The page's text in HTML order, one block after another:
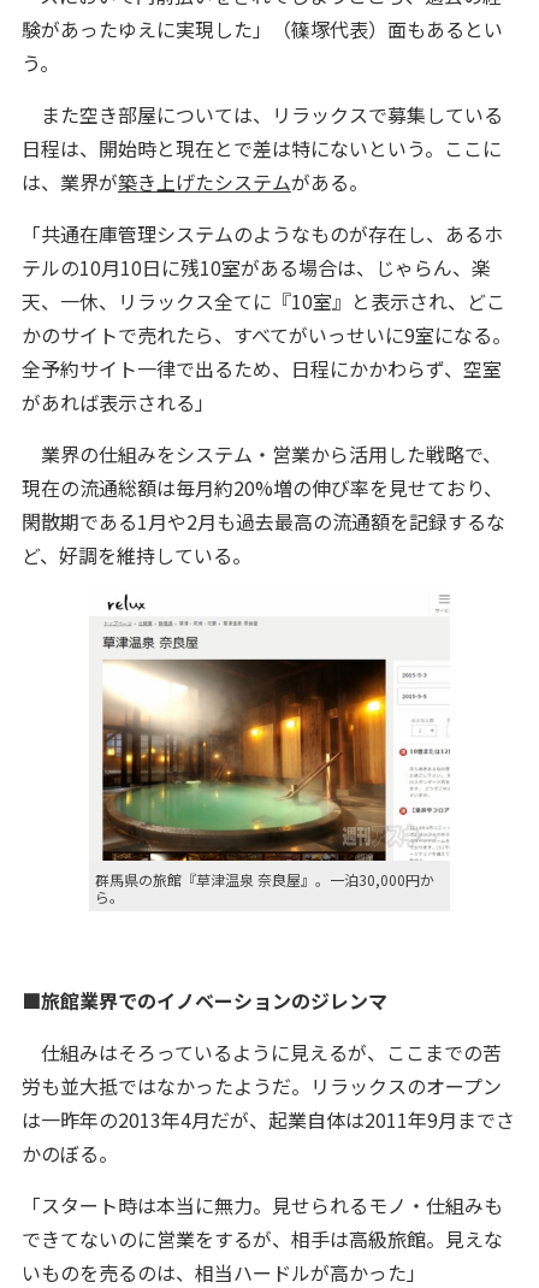
験があったゆえに実現した」（篠塚代表）面もあるとい
う。
また空き部屋については、リラックスで募集している
日程は、開始時と現在とで差は特にないという。ここに
は、業界が築き上げたシステムがある。
「共通在庫管理システムのようなものが存在し、あるホ
テルの10月10日に残10室がある場合は、じゃらん、楽
天、一休、リラックス全てに『10室』と表示され、どこ
かのサイトで売れたら、すべてがいっせいに9室になる。
全予約サイト一律で出るため、日程にかかわらず、空室
があれば表示される」
業界の仕組みをシステム・営業から活用した戦略で、
現在の流通総額は毎月約20%増の伸び率を見せており、
閑散期である1月や2月も過去最高の流通額を記録するな
ど、好調を維持している。
群馬県の旅館『草津温泉 奈良屋』。一泊30,000円か
ら。
■旅館業界でのイノベーションのジレンマ
仕組みはそろっているように見えるが、ここまでの苦
労も並大抵ではなかったようだ。リラックスのオープン
は一昨年の2013年4月だが、起業自体は2011年9月までさ
かのぼる。
「スタート時は本当に無力。見せられるモノ・仕組みも
できてないのに営業をするが、相手は高級旅館。見えな
いものを売るのは、相当ハードルが高かった」